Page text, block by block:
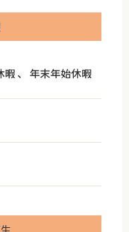
暇 、 年末年始休暇